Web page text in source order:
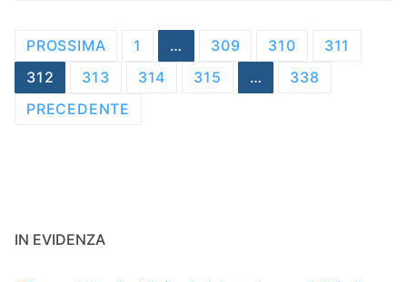
Navigazione
articoli
PROSSIMA 1 … 309 310
311
312
313 314 315 …
338
PRECEDENTE
IN EVIDENZA